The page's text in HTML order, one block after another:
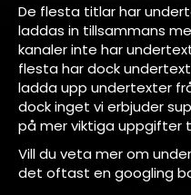
De flesta titlar har
laddas in tillsammans
kanaler inte har
flesta har dock
ladda upp undertexter
dock inget vi erbjuder
på mer viktiga uppgifter
Vill du veta mer om
det oftast en googling